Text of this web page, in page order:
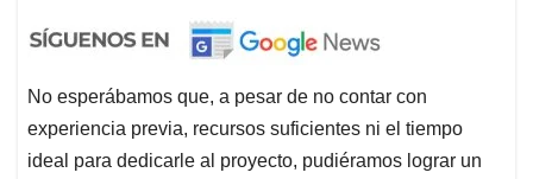
No esperábamos que, a pesar de no contar con
experiencia previa, recursos suficientes ni el tiempo
ideal para dedicarle al proyecto, pudiéramos lograr un